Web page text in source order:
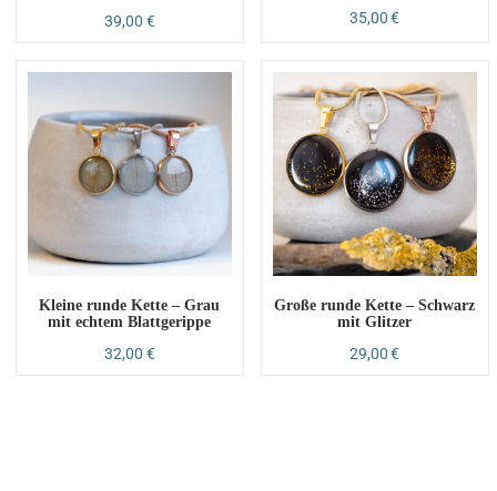
39,00 € 35,00€
Kleine runde Kette – Grau
mit echtem Blattgerippe
32,00 €
Große runde Kette – Schwarz
mit Glitzer
29,00€